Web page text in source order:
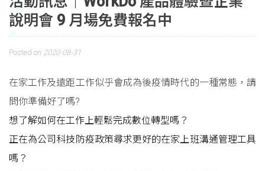
說明會 9 月場免費報名中
Posted on 2020-08-31
在家工作及遠距工作似乎會成為後疫情時代的一種常態，請
問你準備好了嗎?
想了解如何在工作上輕鬆完成數位轉型嗎？
正在為公司科技防疫政策尋求更好的在家上班溝通管理工具
嗎？